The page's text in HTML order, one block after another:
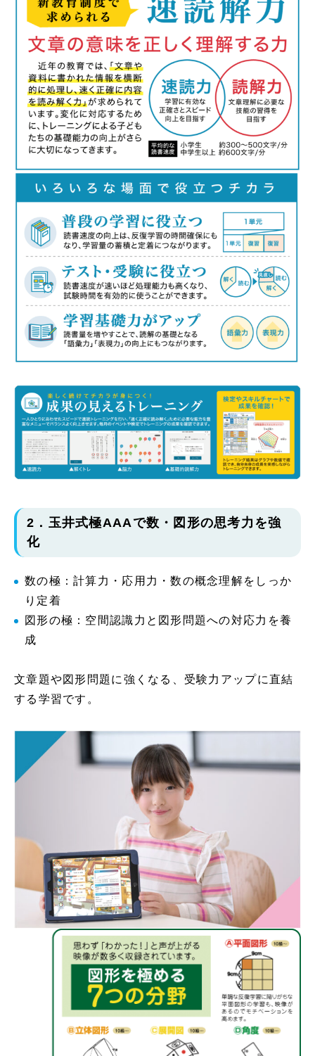
2．玉井式極AAAで数・図形の思考力を強
化
数の極：計算力・応用力・数の概念理解をしっか
り定着
図形の極：空間認識力と図形問題への対応力を養
成
文章題や図形問題に強くなる、受験力アップに直結
する学習です。